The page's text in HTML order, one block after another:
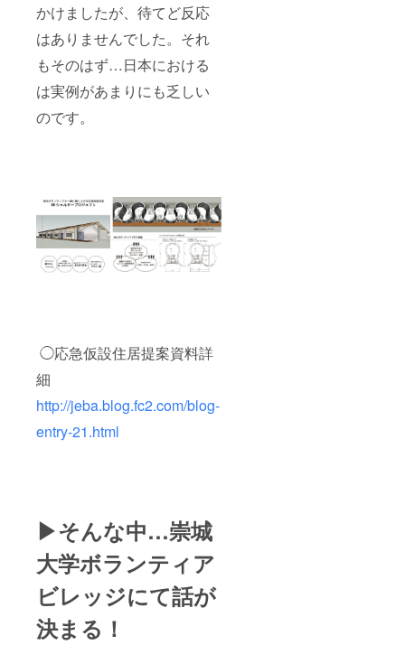
かけましたが、待てど反応
はありませんでした。それ
もそのはず…日本における
は実例があまりにも乏しい
のです。
◯応急仮設住居提案資料詳
細
http://jeba.blog.fc2.com/blog-
entry-21.html
▶︎そんな中…崇城
大学ボランティア
ビレッジにて話が
決まる！